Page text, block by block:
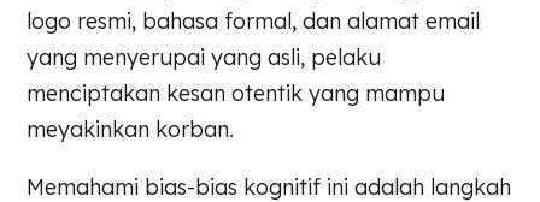
logo resmi, bahasa formal, dan alamat email
yang menyerupai yang asli, pelaku
menciptakan kesan otentik yang mampu
meyakinkan korban.
Memahami bias-bias kognitif ini adalah langkah